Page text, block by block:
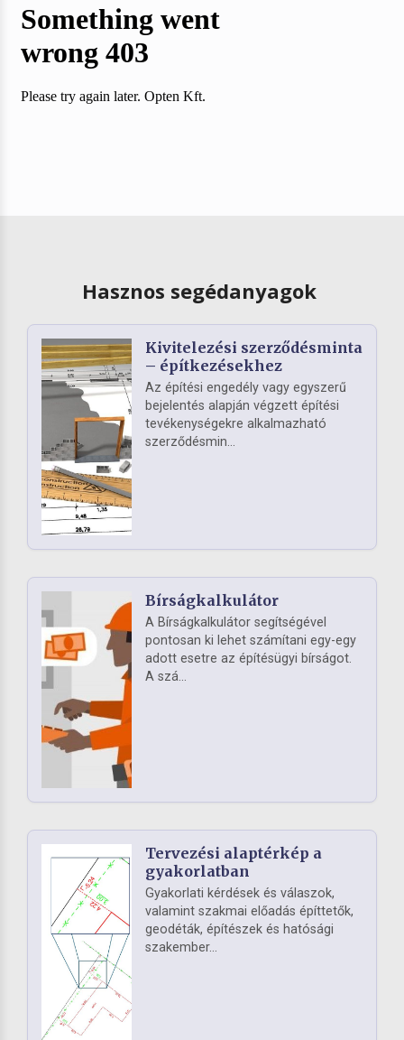
Hasznos segédanyagok
Kivitelezési szerződésminta
– építkezésekhez
Az építési engedély vagy egyszerű
bejelentés alapján végzett építési
tevékenységekre alkalmazható
szerződésmin...
Bírságkalkulátor
A Bírságkalkulátor segítségével
pontosan ki lehet számítani egy-egy
adott esetre az építésügyi bírságot.
A szá...
Tervezési alaptérkép a
gyakorlatban
Gyakorlati kérdések és válaszok,
valamint szakmai előadás építtetők,
geodéták, építészek és hatósági
szakember...